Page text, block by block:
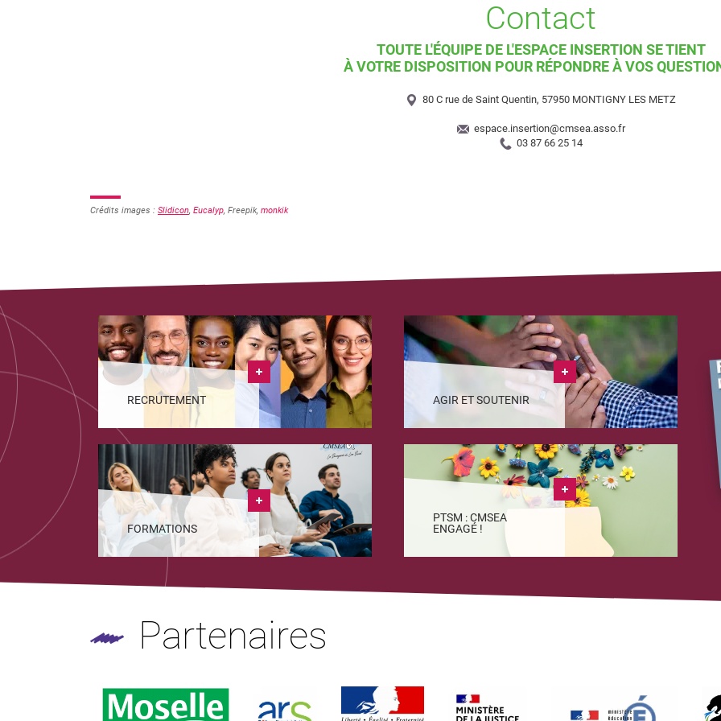
Contact
TOUTE L'ÉQUIPE DE L'ESPACE INSERTION SE TIENT
À VOTRE DISPOSITION POUR RÉPONDRE À VOS
80 C rue de Saint Quentin, 57950 MONTIGNY LES METZ
espace.insertion@cmsea.asso.fr
03 87 66 25 14
Crédits images : Slidicon, Eucalyp, Freepik, monkik
RECRUTEMENT
FORMATIONS
AGIR ET SOUTENIR
PTSM : CMSEA
ENGAGÉ !
Partenaires